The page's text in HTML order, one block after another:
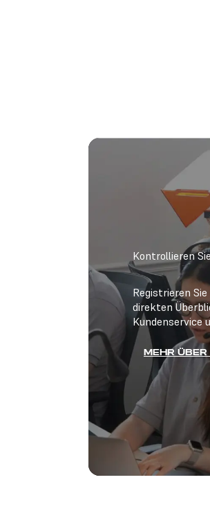
Kontrollieren
Registrieren
direkten
Kundenservice
MEHR